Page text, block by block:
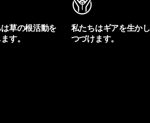
草の根活動を
す。
私たちはギアを生かし
つづけます。